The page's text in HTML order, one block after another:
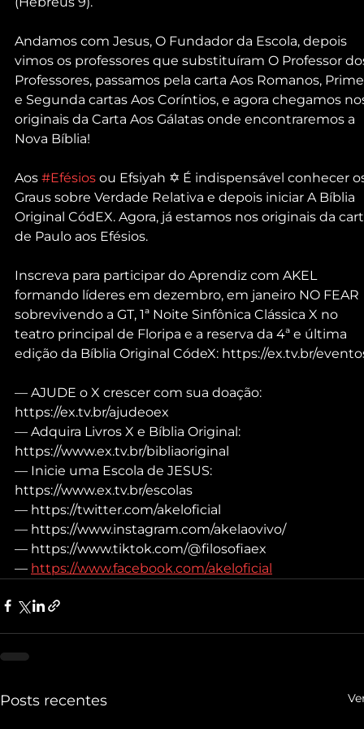
Andamos com Jesus, O Fundador da Escola, depois
vimos os professores que substituíram O Professor
Professores, passamos pela carta Aos Romanos,
e Segunda cartas Aos Coríntios, e agora chegamos
originais da Carta Aos Gálatas onde encontraremos a
Nova Bíblia!
Aos #Efésios ou Efsiyah ✡ É indispensável conhecer
Graus sobre Verdade Relativa e depois iniciar A Bíblia
Original CódEX. Agora, já estamos nos originais da
de Paulo aos Efésios.
Inscreva para participar do Aprendiz com AKEL
formando líderes em dezembro, em janeiro NO FEAR
sobrevivendo a GT, 1ª Noite Sinfônica Clássica X no
teatro principal de Floripa e a reserva da 4ª e última
edição da Bíblia Original CódeX: https://ex.tv.br/
— AJUDE o X crescer com sua doação:
https://ex.tv.br/ajudeoex
— Adquira Livros X e Bíblia Original:
https://www.ex.tv.br/bibliaoriginal
— Inicie uma Escola de JESUS:
https://www.ex.tv.br/escolas
— https://twitter.com/akeloficial
— https://www.instagram.com/akelaovivo/
— https://www.tiktok.com/@filosofiaex
— https://www.facebook.com/akeloficial
Posts recentes